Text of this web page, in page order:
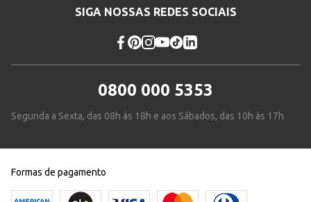
SIGA NOSSAS REDES SOCIAIS
0800 000 5353
Segunda a Sexta, das 08h às 18h e aos Sábados, das 10h às 17h
Formas de pagamento